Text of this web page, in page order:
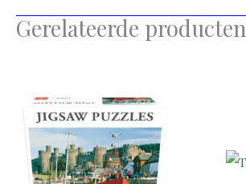
Gerelateerde producten